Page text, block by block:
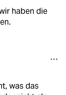
haben die
was das